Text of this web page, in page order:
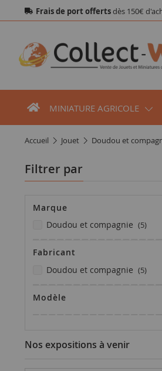
Frais de port offertsdès 150€
MINIATURE AGRICOLE
accueil jouet doudou et
Filtrer par
Marque
doudou et compagnie
5
Fabricant
doudou et compagnie
5
Modèle
Nos expositions à venir